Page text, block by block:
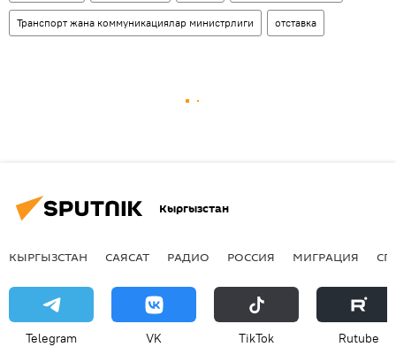
Транспорт жана коммуникациялар министрлиги отставка
Кыргызстан
КЫРГЫЗСТАН САЯСАТ РАДИО РОССИЯ МИГРАЦИЯ
Telegram VK ТikТоk Rutube